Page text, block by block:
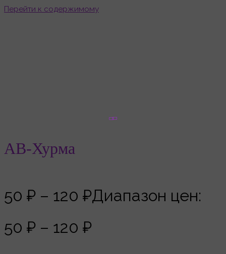
Перейти к содержимому
АВ-Хурма
50 ₽ – 120 ₽Диапазон цен:
50 ₽ – 120 ₽